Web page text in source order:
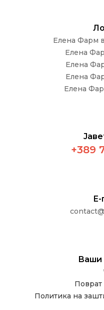
Елена Фарм
Елена
Елена
Елена
Елена
+389
Е-
Поврат
Политика на